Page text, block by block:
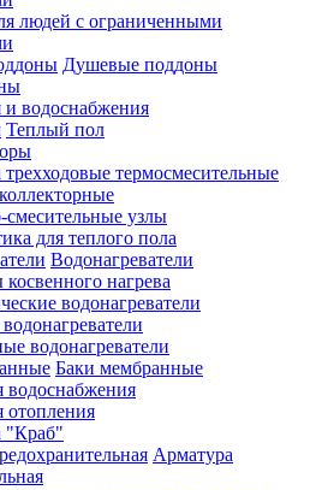
людей с ограниченными
Душевые поддоны
водоснабжения
Теплый пол
термосмесительные
смесительные узлы
для теплого пола
Водонагреватели
нагрева
водонагреватели
водонагреватели
Баки мембранные
водоснабжения
отопления
"Краб"
Арматура